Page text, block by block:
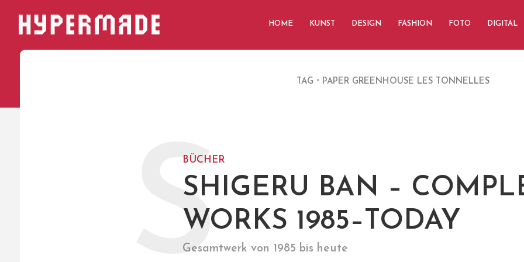
HYPERMADE HOME KUNST DESIGN FASHION FOTO DIGITAL
TAG PAPER GREENHOUSE LES TONNELLES
BÜCHER
SHIGERU BAN –
WORKS 1985–TODAY
Gesamtwerk von 1985 bis heute
S